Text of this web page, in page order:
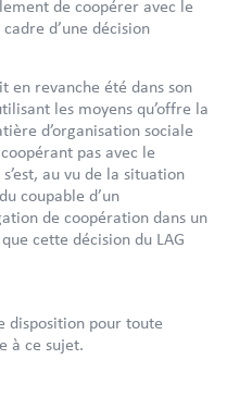
de coopérer avec le
d’une décision
en revanche été dans son
les moyens qu’offre la
d’organisation sociale
pas avec le
au vu de la situation
coupable d’un
de coopération dans un
cette décision du LAG
disposition pour toute
à ce sujet.